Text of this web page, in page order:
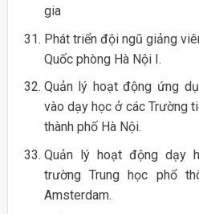
gia
Phát triển đội ngũ giảng
Quốc phòng Hà Nội I.
Quản lý hoạt động ứng
vào dạy học ở các Trường
thành phố Hà Nội.
Quản lý hoạt động dạy
trường Trung học phổ
Amsterdam.